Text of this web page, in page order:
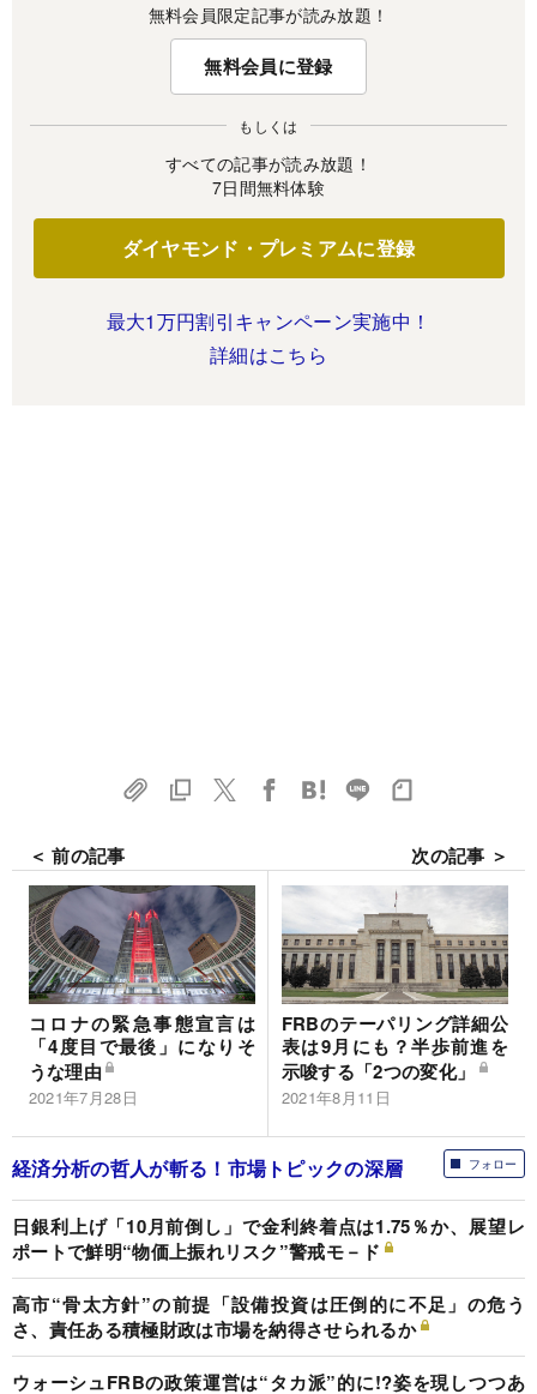
無料会員限定記事が読み放題！
無料会員に登録
もしくは
すべての記事が読み放題！
7日間無料体験
ダイヤモンド・プレミアムに登録
最大1万円割引キャンペーン実施中！
詳細はこちら
＜ 前の記事
コロナの緊急事態宣言は
「4度目で最後」になりそ
うな理由
2021年7月28日
次の記事 ＞
FRBのテーパリング詳細公
表は9月にも？半歩前進を
示唆する「2つの変化」
2021年8月11日
フォロー
経済分析の哲人が斬る！市場トピックの深層
日銀利上げ「10月前倒し」で金利終着点は1.75％か、展望レ
ポートで鮮明“物価上振れリスク”警戒モ－ド
高市“骨太方針”の前提「設備投資は圧倒的に不足」の危う
さ、責任ある積極財政は市場を納得させられるか
ウォーシュFRBの政策運営は“タカ派”的に!?姿を現しつつあ